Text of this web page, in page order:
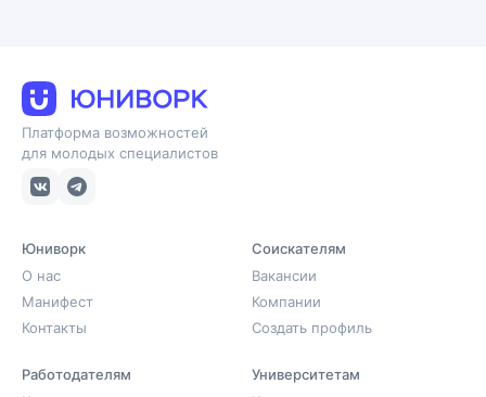
Платформа возможностей
для молодых специалистов
Юниворк
О нас
Манифест
Контакты
Соискателям
Вакансии
Компании
Создать профиль
Работодателям
Университетам